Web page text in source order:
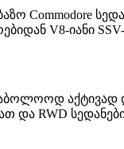
Commodore
V8-იანი
აქტივად
და RWD